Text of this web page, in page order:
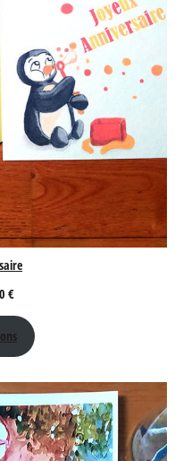
€Plage
de
prix :
4,50 €
à
5,00 €